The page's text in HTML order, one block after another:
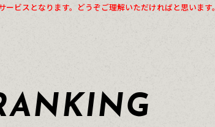
ビスとなります。どうぞご理解いただければと思います。